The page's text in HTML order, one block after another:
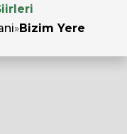
»Bizim Yere